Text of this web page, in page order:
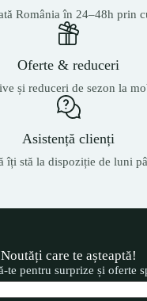
România în 24–48h prin
Oferte & reduceri
și reduceri de sezon la
Asistență clienți
îți stă la dispoziție de luni
Noutăți care te așteaptă!
te pentru surprize și oferte